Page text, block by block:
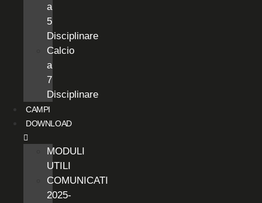
a
5
Disciplinare
Calcio
a
7
Disciplinare
CAMPI
DOWNLOAD
MODULI
UTILI
COMUNICATI
2025-